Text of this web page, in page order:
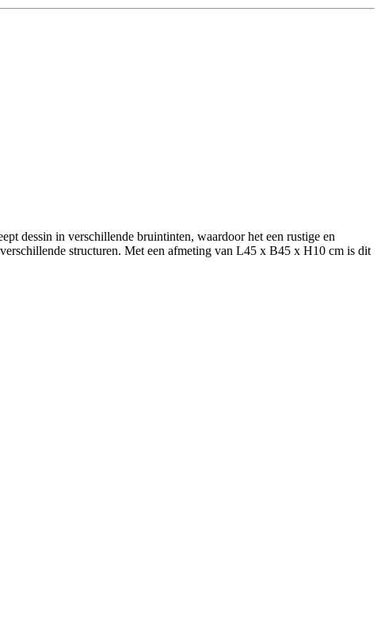
dessin in verschillende bruintinten, waardoor het een rustige en
structuren. Met een afmeting van L45 x B45 x H10 cm is dit